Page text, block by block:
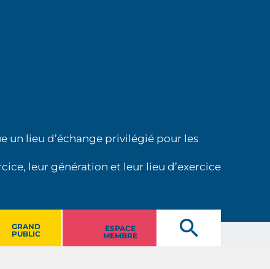
un lieu d’échange privilégié pour les
leur génération et leur lieu d’exercice
GRAND
PUBLIC
ESPACE
MEMBRE